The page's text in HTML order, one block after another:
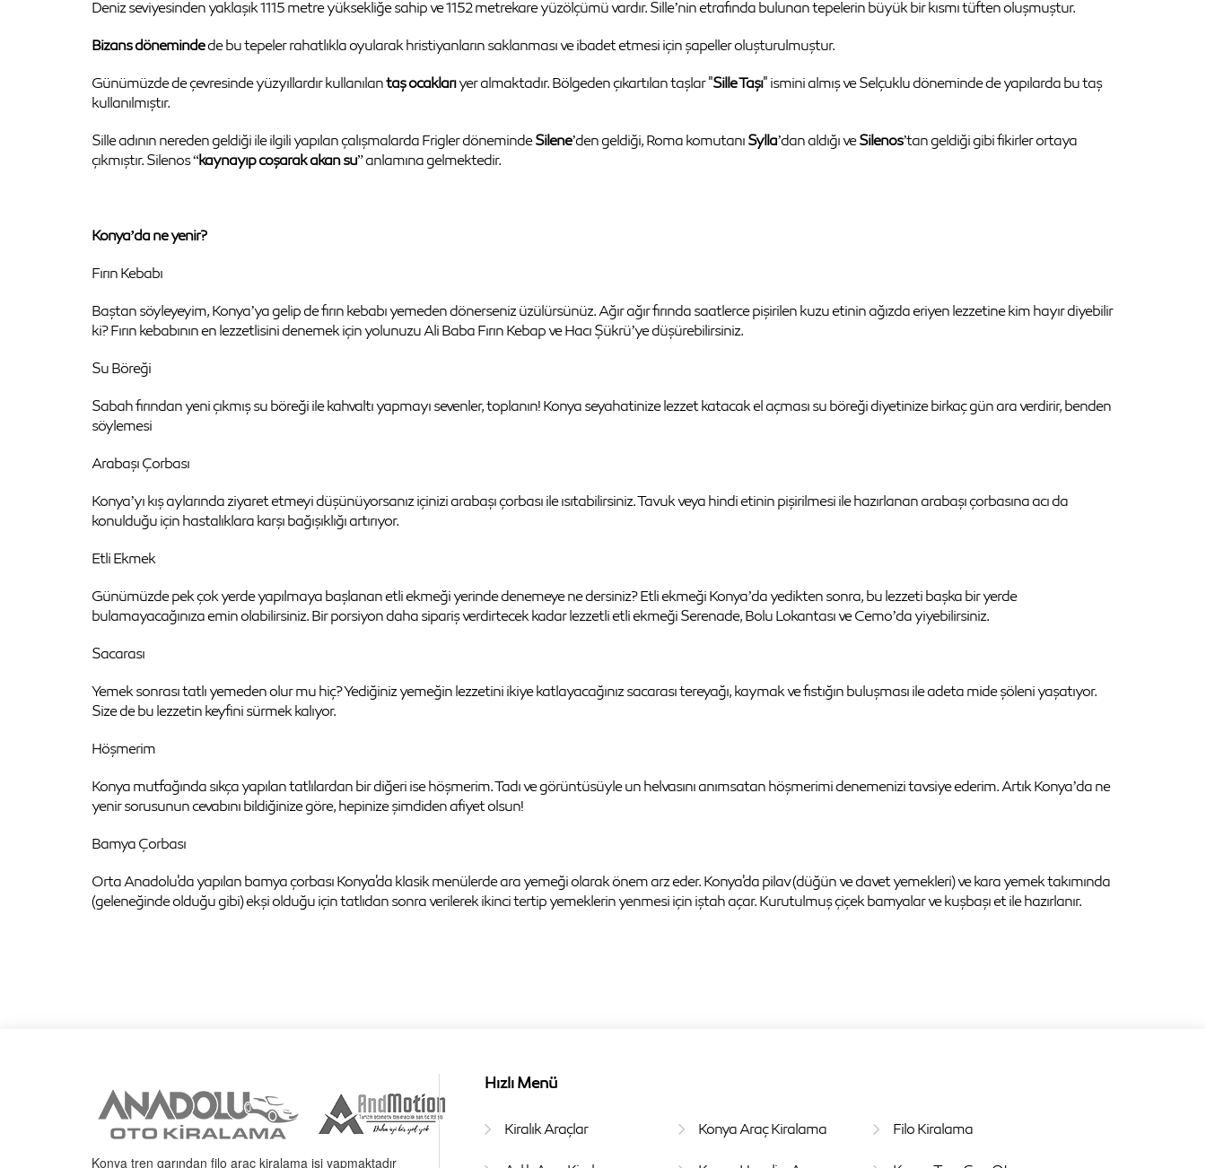
Deniz seviyesinden yaklaşık 1115 metre yüksekliğe sahip ve 1152 metrekare yüzölçümü vardır. Sille’nin etrafında bulunan tepelerin büyük bir kısmı tüften oluşmuştur.
Bizans dönemindede bu tepeler rahatlıkla oyularak hristiyanların saklanması ve ibadet etmesi için şapeller oluşturulmuştur.
Günümüzde de çevresinde yüzyıllardır kullanılantaş ocaklarıyer almaktadır. Bölgeden çıkartılan taşlar "Sille Taşı" ismini almış ve Selçuklu döneminde de yapılarda bu taş
kullanılmıştır.
Sille adının nereden geldiği ile ilgili yapılan çalışmalarda Frigler dönemindeSilene’den geldiği, Roma komutanıSylla’dan aldığı veSilenos’tan geldiği gibi fikirler ortaya
çıkmıştır. Silenos “kaynayıp coşarak akan su” anlamına gelmektedir.
Konya’da ne yenir?
Fırın Kebabı
Baştan söyleyeyim, Konya’ya gelip de fırın kebabı yemeden dönerseniz üzülürsünüz. Ağır ağır fırında saatlerce pişirilen kuzu etinin ağızda eriyen lezzetine kim hayır diyebilir
ki? Fırın kebabının en lezzetlisini denemek için yolunuzu Ali Baba Fırın Kebap ve Hacı Şükrü’ye düşürebilirsiniz.
Su Böreği
Sabah fırından yeni çıkmış su böreği ile kahvaltı yapmayı sevenler, toplanın! Konya seyahatinize lezzet katacak el açması su böreği diyetinize birkaç gün ara verdirir, benden
söylemesi
Arabaşı Çorbası
Konya’yı kış aylarında ziyaret etmeyi düşünüyorsanız içinizi arabaşı çorbası ile ısıtabilirsiniz. Tavuk veya hindi etinin pişirilmesi ile hazırlanan arabaşı çorbasına acı da
konulduğu için hastalıklara karşı bağışıklığı artırıyor.
Etli Ekmek
Günümüzde pek çok yerde yapılmaya başlanan etli ekmeği yerinde denemeye ne dersiniz? Etli ekmeği Konya’da yedikten sonra, bu lezzeti başka bir yerde
bulamayacağınıza emin olabilirsiniz. Bir porsiyon daha sipariş verdirtecek kadar lezzetli etli ekmeği Serenade, Bolu Lokantası ve Cemo’da yiyebilirsiniz.
Sacarası
Yemek sonrası tatlı yemeden olur mu hiç? Yediğiniz yemeğin lezzetini ikiye katlayacağınız sacarası tereyağı, kaymak ve fıstığın buluşması ile adeta mide şöleni yaşatıyor.
Size de bu lezzetin keyfini sürmek kalıyor.
Höşmerim
Konya mutfağında sıkça yapılan tatlılardan bir diğeri ise höşmerim. Tadı ve görüntüsüyle un helvasını anımsatan höşmerimi denemenizi tavsiye ederim. Artık Konya’da ne
yenir sorusunun cevabını bildiğinize göre, hepinize şimdiden afiyet olsun!
Bamya Çorbası
Orta Anadolu'da yapılan bamya çorbası Konya'da klasik menülerde ara yemeği olarak önem arz eder. Konya'da pilav (düğün ve davet yemekleri) ve kara yemek takımında
(geleneğinde olduğu gibi) ekşi olduğu için tatlıdan sonra verilerek ikinci tertip yemeklerin yenmesi için iştah açar. Kurutulmuş çiçek bamyalar ve kuşbaşı et ile hazırlanır.
Konya tren garından filo araç kiralama işi yapmaktadır
Hızlı Menü
Kiralık Araçlar Konya Araç Kiralama Filo Kiralama